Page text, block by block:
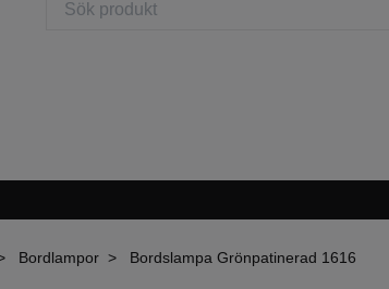
Bordlampor Bordslampa Grönpatinerad 1616